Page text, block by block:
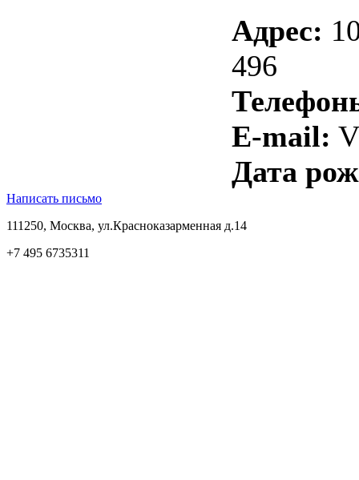
Адрес:
496
E-mail:
Дата
Написать письмо
111250, Москва, ул.Красноказарменная д.14
+7 495 6735311